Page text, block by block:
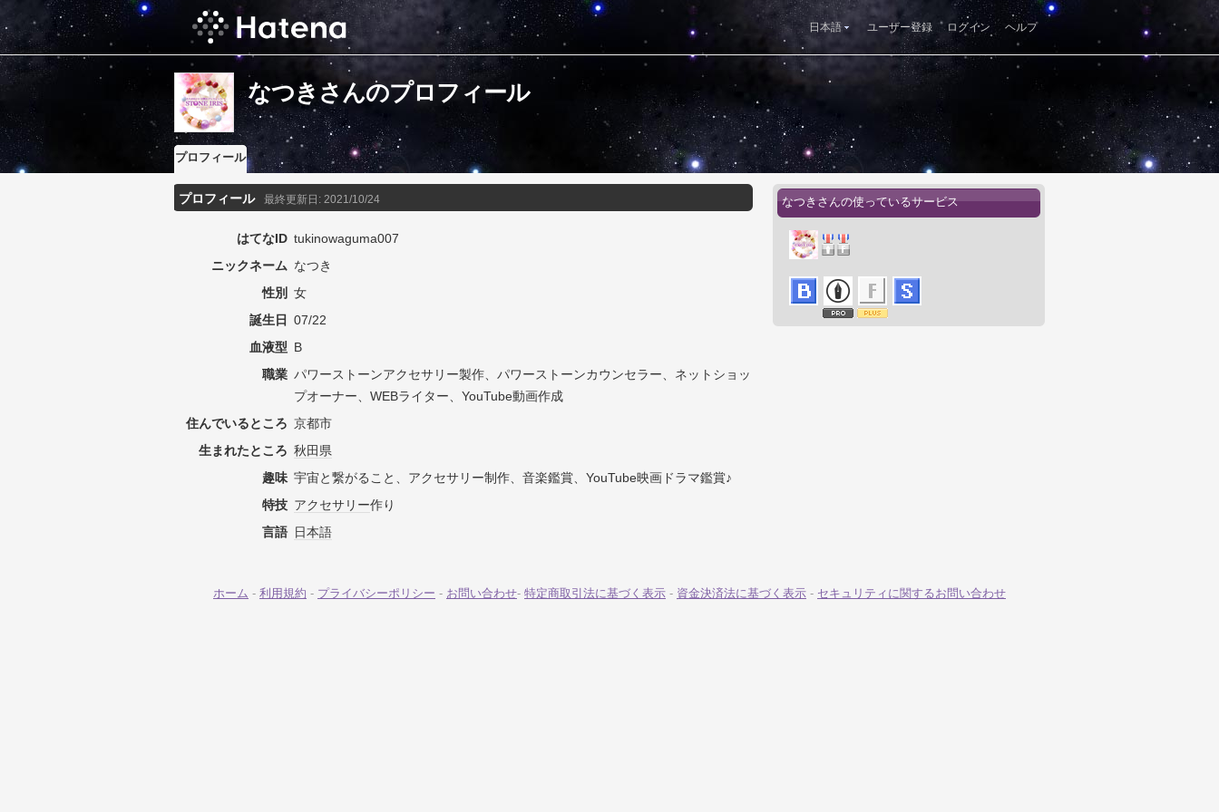
日本語 ユーザー登録 ログイン ヘルプ
なつきさんのプロフィール
プロフィール
プロフィール 最終更新日: 2021/10/24
はてなID tukinowaguma007
ニックネーム なつき
性別
女
誕生日
07/22
血液型 B
職業 パワーストーンアクセサリー製作、パワーストーンカウンセラー、ネットショッ
プオーナー、WEBライター、YouTube動画作成
住んでいるところ 京都市
生まれたところ 秋田県
趣味 宇宙と繋がること、アクセサリー制作、音楽鑑賞、YouTube映画ドラマ鑑賞♪
特技 アクセサリー作り
言語 日本語
なつきさんの使っているサービス
ホーム - 利用規約 - プライバシーポリシー - お問い合わせ- 特定商取引法に基づく表示 - 資金決済法に基づく表示 - セキュリティに関するお問い合わせ